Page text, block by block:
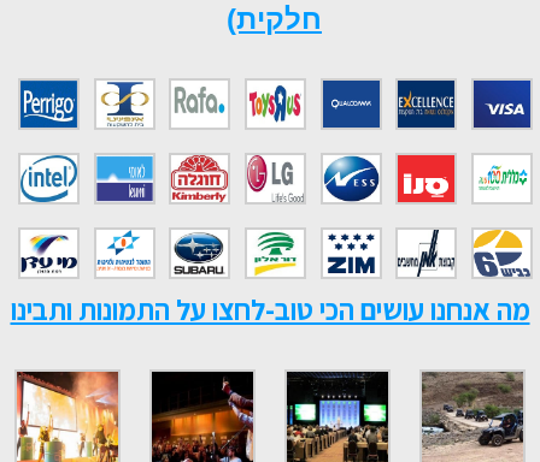
חלקית)
מה אנחנו עושים הכי טוב-לחצו על התמונות ותבינו